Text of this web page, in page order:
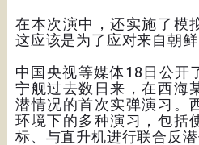
在本次演中，还实施了模
这应该是为了应对来自朝鲜
中国央视等媒体18日公开
宁舰过去数日来，在西海
潜情况的首次实弹演习。
环境下的多种演习，包括
标、与直升机进行联合反